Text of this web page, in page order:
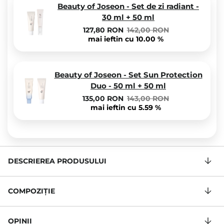
Beauty of Joseon - Set de zi radiant -
30 ml + 50 ml
142,00 RON
127,80 RON
mai ieftin cu 10.00 %
Beauty of Joseon - Set Sun Protection
Duo - 50 ml + 50 ml
143,00 RON
135,00 RON
mai ieftin cu 5.59 %
DESCRIEREA PRODUSULUI
COMPOZIŢIE
OPINII